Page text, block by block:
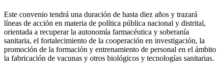
Este convenio tendrá una duración de hasta diez años y trazará
líneas de acción en materia de política pública nacional y distrital,
orientada a recuperar la autonomía farmacéutica y soberanía
sanitaria, el fortalecimiento de la cooperación en investigación, la
promoción de la formación y entrenamiento de personal en el ámbito
la fabricación de vacunas y otros biológicos y tecnologías sanitarias.